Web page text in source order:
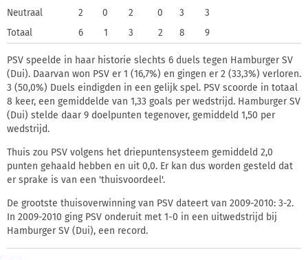
Neutraal
2 0 2 0 3
3
Totaal
6 1 3 2 8 9
PSV speelde in haar historie slechts 6 duels tegen Hamburger SV
(Dui). Daarvan won PSV er 1 (16,7%) en gingen er 2 (33,3%) verloren.
3 (50,0%) Duels eindigden in een gelijk spel. PSV scoorde in totaal
8 keer, een gemiddelde van 1,33 goals per wedstrijd. Hamburger SV
(Dui) stelde daar 9 doelpunten tegenover, gemiddeld 1,50 per
wedstrijd.
Thuis zou PSV volgens het driepuntensysteem gemiddeld 2,0
punten gehaald hebben en uit 0,0. Er kan dus worden gesteld dat
er sprake is van een 'thuisvoordeel'.
De grootste thuisoverwinning van PSV dateert van 2009-2010: 3-2.
In 2009-2010 ging PSV onderuit met 1-0 in een uitwedstrijd bij
Hamburger SV (Dui), een record.